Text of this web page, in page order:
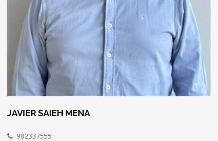
JAVIER SAIEH MENA
982337555